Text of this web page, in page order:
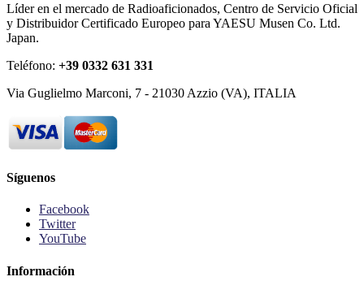
Líder en el mercado de Radioaficionados, Centro de Servicio Oficial
y Distribuidor Certificado Europeo para YAESU Musen Co. Ltd.
Japan.
Teléfono: +39 0332 631 331
Via Guglielmo Marconi, 7 - 21030 Azzio (VA), ITALIA
Síguenos
Facebook
Twitter
YouTube
Información